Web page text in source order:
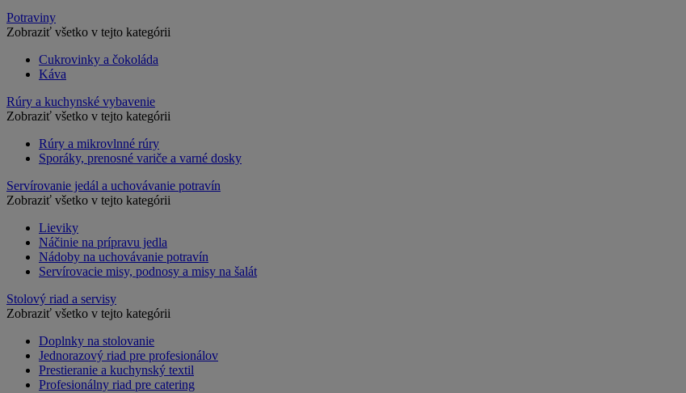
Potraviny
Zobraziť všetko v tejto kategórii
Cukrovinky a čokoláda
Káva
Rúry a kuchynské vybavenie
Zobraziť všetko v tejto kategórii
Rúry a mikrovlnné rúry
Sporáky, prenosné variče a varné dosky
Servírovanie jedál a uchovávanie potravín
Zobraziť všetko v tejto kategórii
Lieviky
Náčinie na prípravu jedla
Nádoby na uchovávanie potravín
Servírovacie misy, podnosy a misy na šalát
Stolový riad a servisy
Zobraziť všetko v tejto kategórii
Doplnky na stolovanie
Jednorazový riad pre profesionálov
Prestieranie a kuchynský textil
Profesionálny riad pre catering